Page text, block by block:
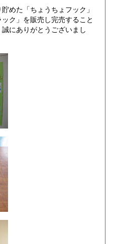
めた「ちょうちょフック」
ク」を販売し完売すること
にありがとうございまし